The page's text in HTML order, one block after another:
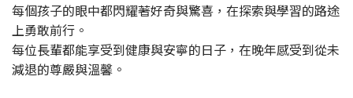
每個孩子的眼中都閃耀著好奇與驚喜，在探索與學習的路途
上勇敢前行。
每位長輩都能享受到健康與安寧的日子，在晚年感受到從未
減退的尊嚴與溫馨。